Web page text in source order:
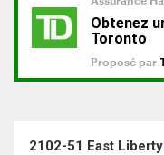
2102-51 East